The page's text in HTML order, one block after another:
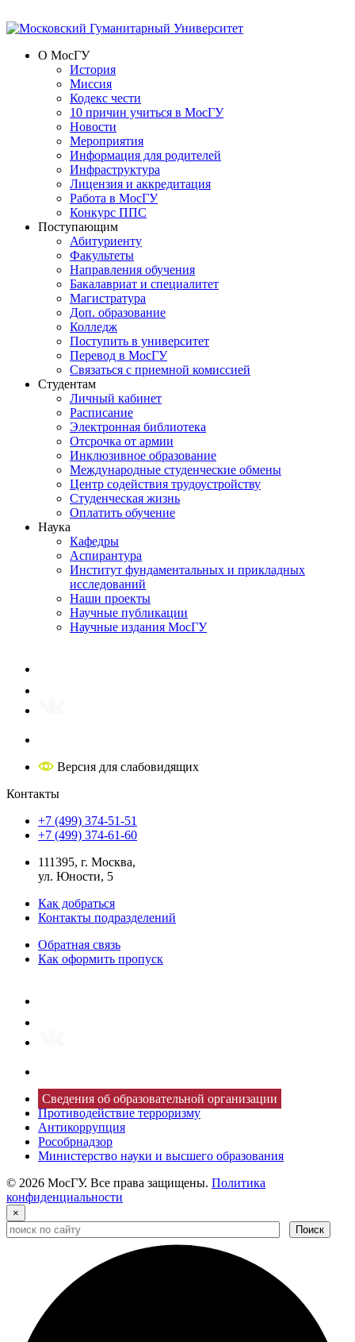
О МосГУ
История
Миссия
Кодекс чести
10 причин учиться в МосГУ
Новости
Мероприятия
Информация для родителей
Инфраструктура
Лицензия и аккредитация
Работа в МосГУ
Конкурс ППС
Поступающим
Абитуриенту
Факультеты
Направления обучения
Бакалавриат и специалитет
Магистратура
Доп. образование
Колледж
Поступить в университет
Перевод в МосГУ
Связаться с приемной комиссией
Студентам
Личный кабинет
Расписание
Электронная библиотека
Отсрочка от армии
Инклюзивное образование
Международные студенческие обмены
Центр содействия трудоустройству
Студенческая жизнь
Оплатить обучение
Наука
Кафедры
Аспирантура
Институт фундаментальных и прикладных
исследований
Наши проекты
Научные публикации
Научные издания МосГУ
Версия для слабовидящих
Контакты
+7 (499) 374-51-51
+7 (499) 374-61-60
111395, г. Москва,
ул. Юности, 5
Как добраться
Контакты подразделений
Обратная связь
Как оформить пропуск
Сведения об образовательной организации
Противодействие терроризму
Антикоррупция
Рособрнадзор
Министерство науки и высшего образования
© 2026 МосГУ. Все права защищены. Политика
конфиденциальности
×